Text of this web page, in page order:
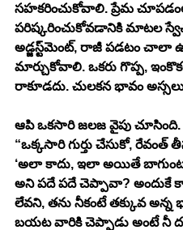
సహకరించుకోవాలి. ప్రేమ
పరిష్కరించుకోవడానికి మాటల
అడ్జస్ట్‌మెంట్, రాజీ పడటం చాలా ఉంటుంది. అలవాట్లు
మార్చుకోవాలి. ఒకరు గొప్ప,
రాకూడదు. చులకన భావం
ఆపి ఒకసారి జలజ వైపు
“ఒక్కసారి గుర్తు చేసుకో, రేవంత్
‘అలా కాదు, ఇలా అయితే బాగుంటుంది.
అని పదే పదే చెప్పావా? అందుకే
లేవని, తను నీకంటే తక్కువ
బయట వారికి చెప్పాడు అంటే నీ